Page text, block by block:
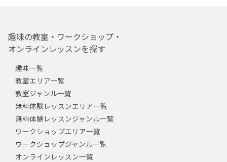
趣味の教室・ワークショップ・
オンラインレッスンを探す
趣味一覧
教室エリア一覧
教室ジャンル一覧
無料体験レッスンエリア一覧
無料体験レッスンジャンル一覧
ワークショップエリア一覧
ワークショップジャンル一覧
オンラインレッスン一覧